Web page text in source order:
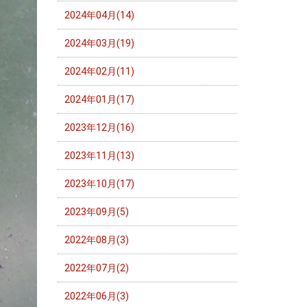
2024年04月(14)
2024年03月(19)
2024年02月(11)
2024年01月(17)
2023年12月(16)
2023年11月(13)
2023年10月(17)
2023年09月(5)
2022年08月(3)
2022年07月(2)
2022年06月(3)